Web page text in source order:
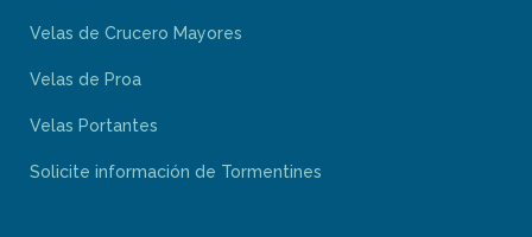
Velas de Crucero Mayores
Velas de Proa
Velas Portantes
Solicite información de Tormentines